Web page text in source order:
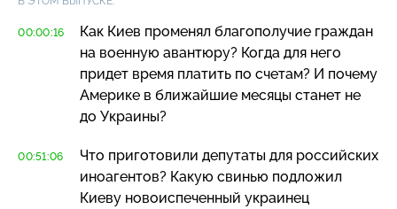
00:00:16
Как Киев променял благополучие граждан
на военную авантюру? Когда для него
придет время платить по счетам? И почему
Америке в ближайшие месяцы станет не
до Украины?
00:51:06
Что приготовили депутаты для российских
иноагентов? Какую свинью подложил
Киеву новоиспеченный украинец